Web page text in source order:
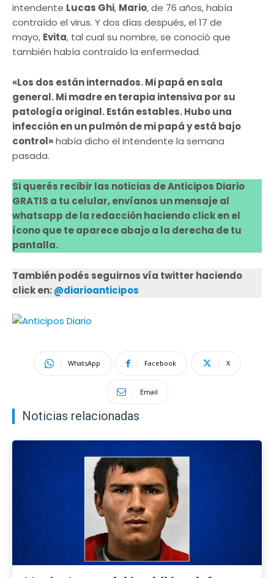
intendente Lucas Ghi, Mario, de 76 años, había
contraído el virus. Y dos días después, el 17 de
mayo, Evita, tal cual su nombre, se conoció que
también había contraído la enfermedad.
«Los dos están internados. Mi papá en sala
general. Mi madre en terapia intensiva por su
patología original. Están estables. Hubo una
infección en un pulmón de mi papá y está bajo
control»había dicho el intendente la semana
pasada.
Si querés recibir las noticias de Anticipos Diario
GRATIS a tu celular, envíanos un mensaje al
whatsapp de la redacción haciendo click en el
ícono que te aparece abajo a la derecha de tu
pantalla.
También podés seguirnos vía twitter haciendo
click en:@diarioanticipos
WhatsApp Facebook X
Email
Noticias relacionadas